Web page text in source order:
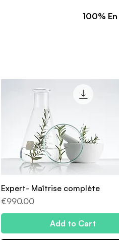
100%
Expert- Maîtrise complète
Price
€990.00
Add to Cart